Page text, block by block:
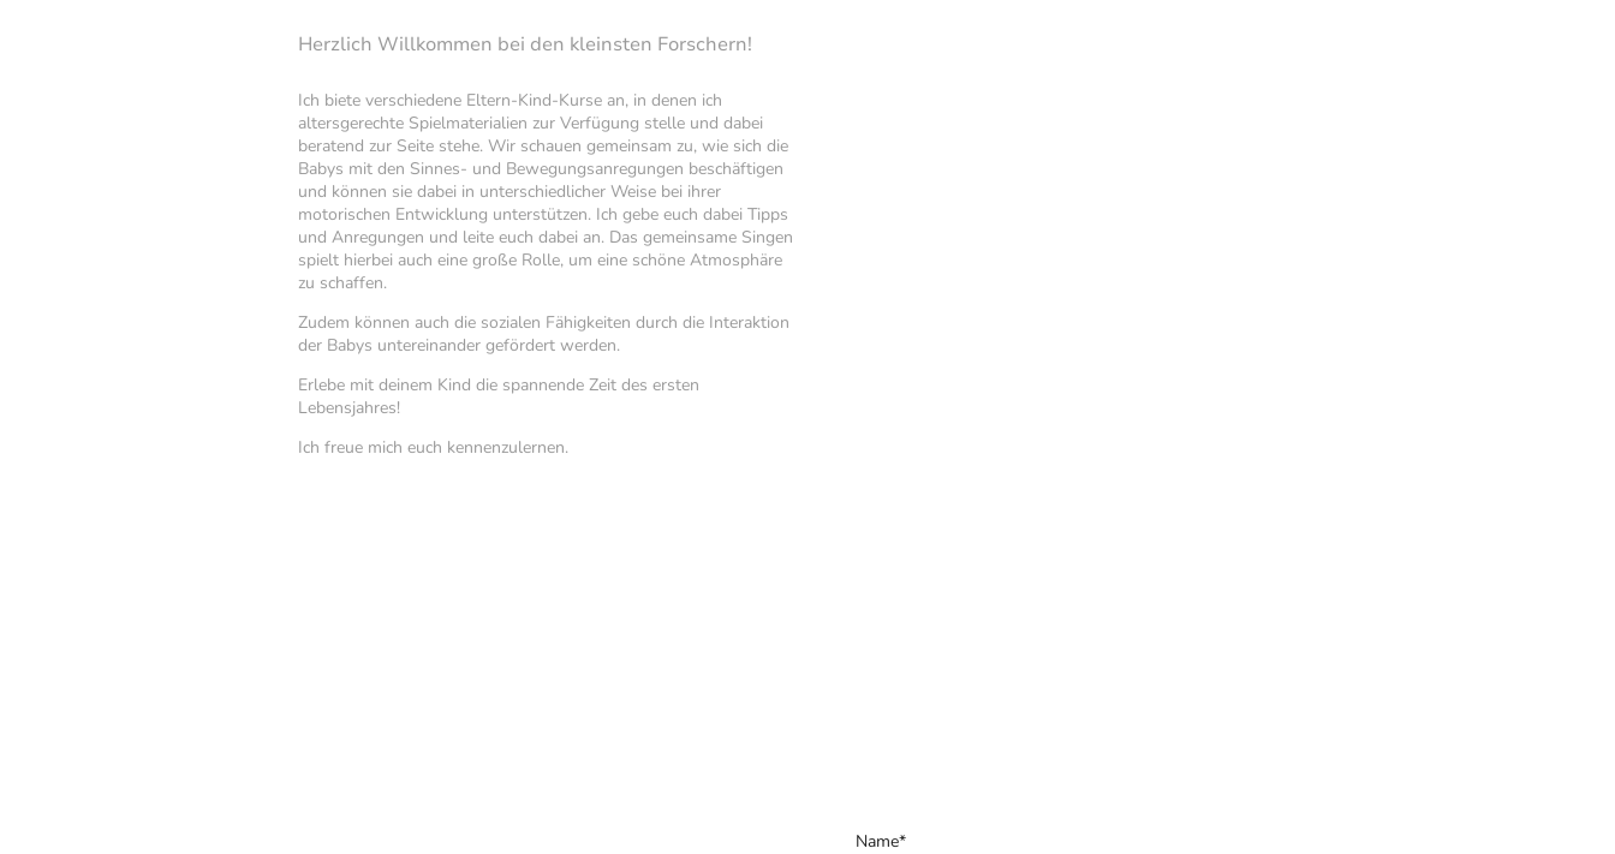
Herzlich Willkommen bei den kleinsten Forschern!
Ich biete verschiedene Eltern-Kind-Kurse an, in denen ich
altersgerechte Spielmaterialien zur Verfügung stelle und dabei
beratend zur Seite stehe. Wir schauen gemeinsam zu, wie sich die
Babys mit den Sinnes- und Bewegungsanregungen beschäftigen
und können sie dabei in unterschiedlicher Weise bei ihrer
motorischen Entwicklung unterstützen. Ich gebe euch dabei Tipps
und Anregungen und leite euch dabei an. Das gemeinsame Singen
spielt hierbei auch eine große Rolle, um eine schöne Atmosphäre
zu schaffen.
Zudem können auch die sozialen Fähigkeiten durch die Interaktion
der Babys untereinander gefördert werden.
Erlebe mit deinem Kind die spannende Zeit des ersten
Lebensjahres!
Ich freue mich euch kennenzulernen.
Name*